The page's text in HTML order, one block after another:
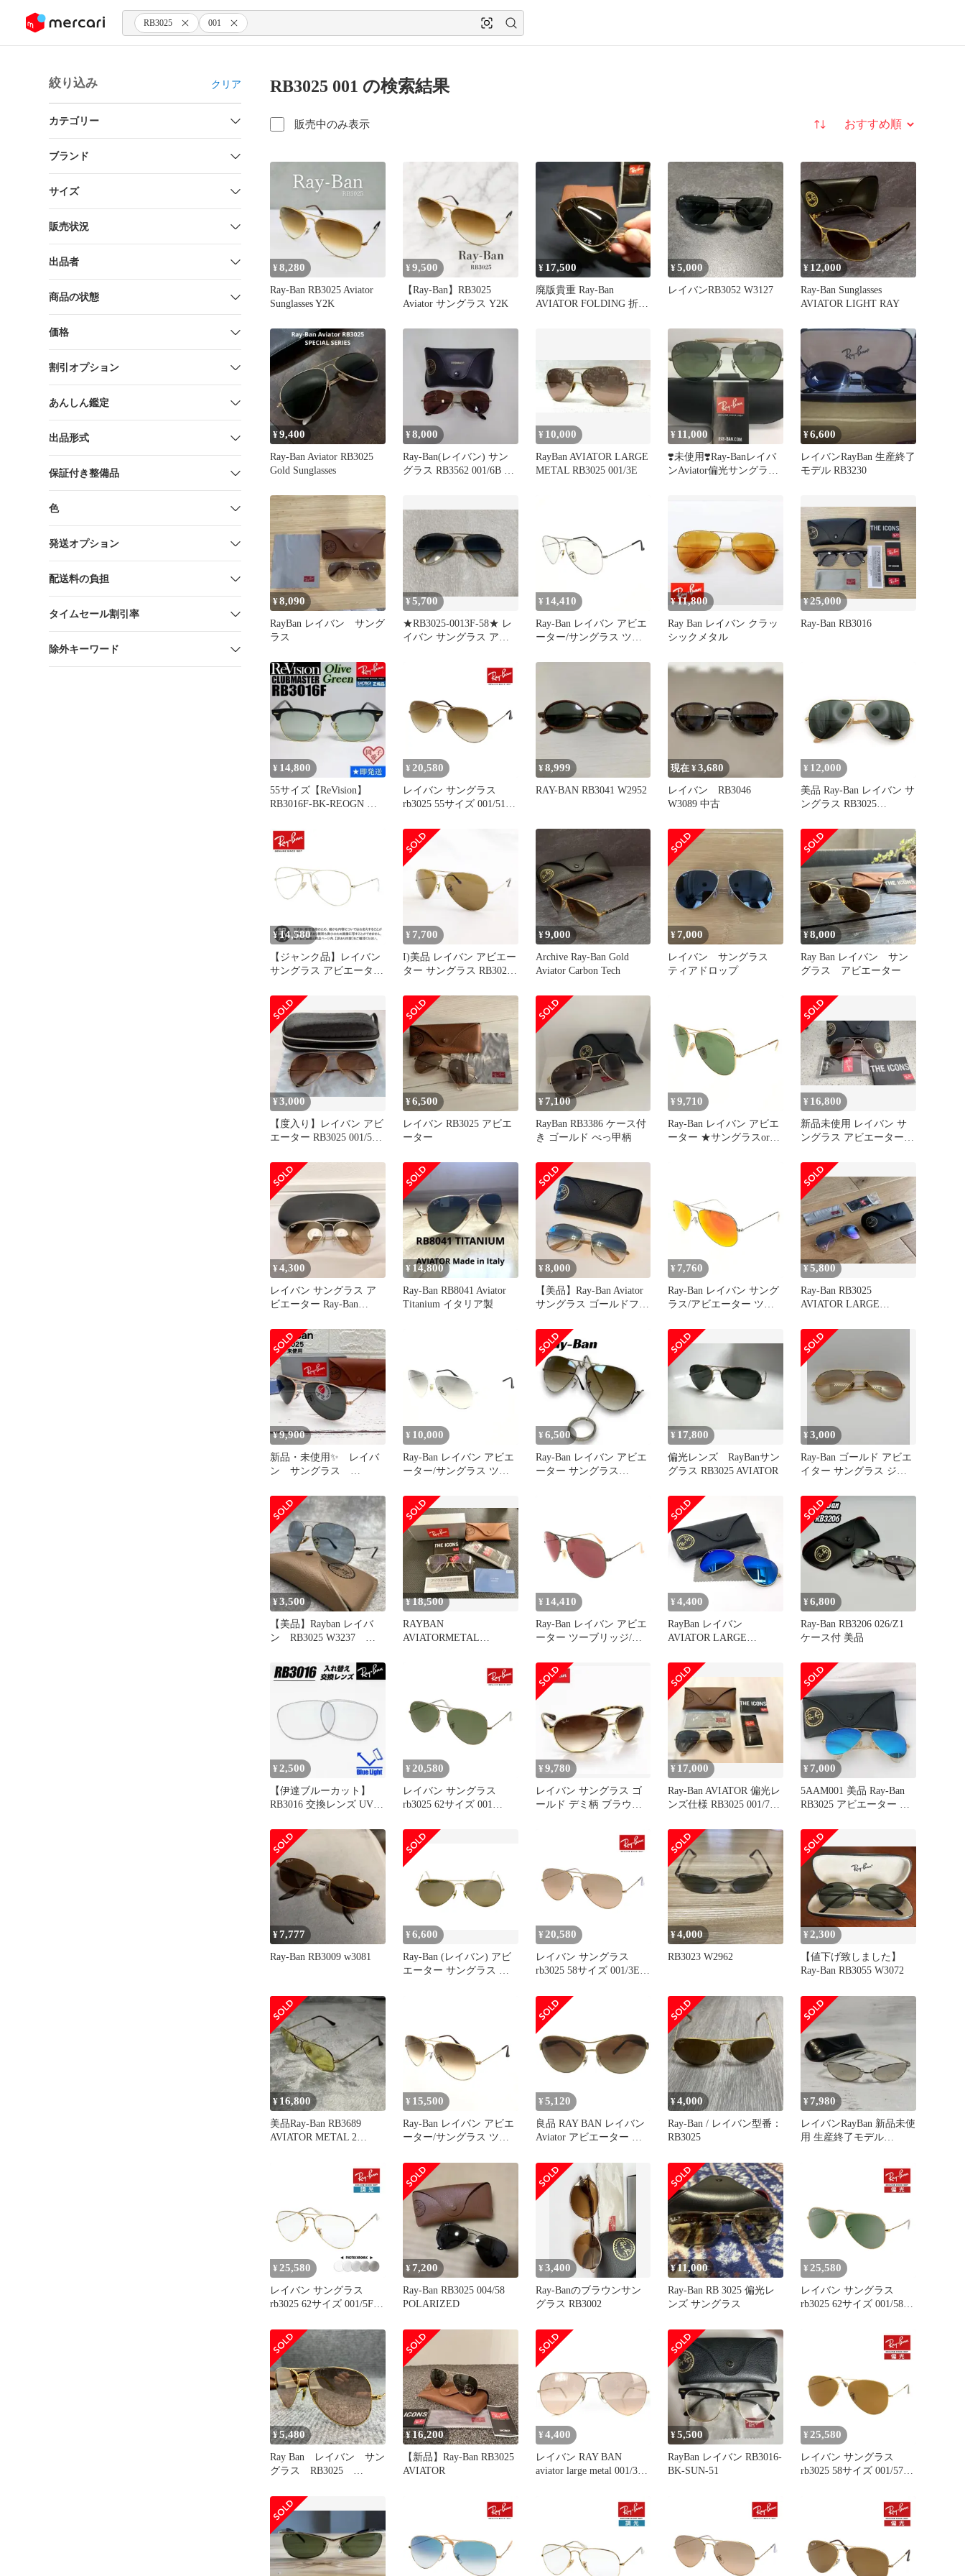
ツにスキップ RB3025 001
絞り込み クリア
カテゴリー
ブランド
サイズ
販売状況
出品者
商品の状態
価格
割引オプション
あんしん鑑定
出品形式
保証付き整備品
色
発送オプション
配送料の負担
タイムセール割引率
除外キーワード
RB3025 001 の検索結果
販売中のみ表示 並び替え
¥8,280
Ray-Ban RB3025 Aviator
Sunglasses Y2K
¥9,500
【Ray-Ban】RB3025
Aviator サングラス Y2K
¥ 17,500
廃版貴重 Ray-Ban
AVIATOR FOLDING 折り
¥5,000
レイバンRB3052 W3127
¥ 12,000
Ray-Ban Sunglasses
AVIATOR LIGHT RAY
¥9,400
Ray-Ban Aviator RB3025
Gold Sunglasses
¥8,000
Ray-Ban(レイバン) サン
グラス RB3562 001/6B ク
¥ 10,000
RayBan AVIATOR LARGE
METAL RB3025 001/3E
¥ 11,000
❣️未使用❣️Ray-Banレイバ
ンAviator偏光サングラス
¥6,600
レイバンRayBan 生産終了
モデル RB3230
¥8,090
RayBan レイバン サング
ラス
¥5,700
★RB3025-0013F-58★ レ
イバン サングラス アビ
¥ 14,410
Ray-Ban レイバン アビエ
ーター/サングラス ツー
RB3025 シルバーカラー
¥11,800
Ray Ban レイバン クラッ
シックメタル
¥25,000
Ray-Ban RB3016
¥ 14,800
55サイズ【ReVision】
RB3016F-BK-REOGN レ
¥ 20,580
レイバン サングラス
rb3025 55サイズ 001/51
LARGE METAL アビエー
ター ラージメタル
¥8,999
RAY-BAN RB3041 W2952
現在 ¥3,680
レイバン RB3046
W3089 中古
¥ 12,000
美品 Ray-Ban レイバン サ
ングラス RB3025
METAL イタリア製 アビ
エイター ラージメタル
001/31 ゴールド 54001200
¥14,580
【ジャンク品】レイバン
サングラス アビエーター
ラス Ray-Ban AVIATOR
LARGE METAL RB3025
001/5F 58サイズ ティアド
ロップ ユニセックス レ
ディース
¥ 7,700
I)美品 レイバン アビエー
ター サングラス RB3025
¥9,000
Archive Ray-Ban Gold
Aviator Carbon Tech
¥7,000
レイバン サングラス
ティアドロップ
¥8,000
Ray Ban レイバン サン
グラス アビエーター
¥3,000
​【度入り】レイバン アビ
エーター RB3025 001/51
¥6,500
レイバン RB3025 アビエ
ーター
¥ 7,100
RayBan RB3386 ケース付
き ゴールド べっ甲柄
¥ 9,710
Ray-Ban レイバン アビエ
ーター ★サングラスorメ
¥ 16,800
新品未使用 レイバン サ
ングラス アビエーター
¥4,300
レイバン サングラス ア
ビエーター Ray-Ban
¥ 14,800
Ray-Ban RB8041 Aviator
Titanium イタリア製
¥8,000
【美品】Ray-Ban Aviator
サングラス ゴールドフレ
¥ 7,760
Ray-Ban レイバン サング
ラス/アビエーター ツー
メタルフレーム RB3025
シルバーカラー メンズ /
240001192308
¥5,800
Ray-Ban RB3025
AVIATOR LARGE
¥9,900
新品・未使用✨ レイバ
ン サングラス
¥ 10,000
Ray-Ban レイバン アビエ
ーター/サングラス ツー
ト ユニセックス /
241002001630
¥ 6,500
Ray-Ban レイバン アビエ
ーター サングラス
¥ 17,800
偏光レンズ RayBanサン
グラス RB3025 AVIATOR
¥3,000
Ray-Ban ゴールド アビエ
イター サングラス ジャ
¥3,500
【美品】Rayban レイバ
ン RB3025 W3237 ボ
¥18,500
RAYBAN
AVIATORMETAL
¥ 14,410
Ray-Ban レイバン アビエ
ーター ツーブリッジ/メ
ロンズカラー ユニセック
ス / 240001208130
¥ 4,400
RayBan レイバン
AVIATOR LARGE
ージ メタル RB3025
112/17 3N ブルーレンズ
サングラス ※中古美品
¥6,800
Ray-Ban RB3206 026/Z1
ケース付 美品
¥ 2,500
【伊達ブルーカット】
RB3016 交換レンズ UVカ
¥ 20,580
レイバン サングラス
rb3025 62サイズ 001
LARGE METAL アビエー
ター ラージメタル
¥9,780
レイバン サングラス ゴ
ールド デミ柄 ブラウン
¥ 17,000
Ray-Ban AVIATOR 偏光レ
ンズ仕様 RB3025 001/78
¥ 7,000
5AAM001 美品 Ray-Ban
RB3025 アビエーター サ
¥7,777
Ray-Ban RB3009 w3081
¥6,600
Ray-Ban (レイバン) アビ
エーター サングラス ア
¥ 20,580
レイバン サングラス
rb3025 58サイズ 001/3E
LARGE METAL アビエー
ター ラージメタル
¥4,000
RB3023 W2962
¥2,300
【値下げ致しました】
Ray-Ban RB3055 W3072
¥ 16,800
美品Ray-Ban RB3689
AVIATOR METAL 2
¥ 15,500
Ray-Ban レイバン アビエ
ーター/サングラス ツー
ドカラー ユニセックス /
241002001629
¥ 5,120
良品 RAY BAN レイバン
Aviator アビエーター サ
ィアドロップ RB3386 茶
ブラウン ゴールド メン
ズ 古着 中古 USED
¥4,000
Ray-Ban / レイバン型番：
RB3025
¥ 7,980
レイバンRayBan 新品未使
用 生産終了モデル
¥ 25,580
レイバン サングラス
rb3025 62サイズ 001/5F
LARGE METAL アビエー
ター ラージメタル
¥7,200
Ray-Ban RB3025 004/58
POLARIZED
¥3,400
Ray-Banのブラウンサン
グラス RB3002
¥11,000
Ray-Ban RB 3025 偏光レ
ンズ サングラス
¥ 25,580
レイバン サングラス
rb3025 62サイズ 001/58
¥5,480
Ray Ban レイバン サン
グラス RB3025
4784
¥16,200
【新品】Ray-Ban RB3025
AVIATOR
¥ 4,400
レイバン RAY BAN
aviator large metal 001/3e
¥5,500
RayBan レイバン RB3016-
BK-SUN-51
¥ 25,580
レイバン サングラス
rb3025 58サイズ 001/57